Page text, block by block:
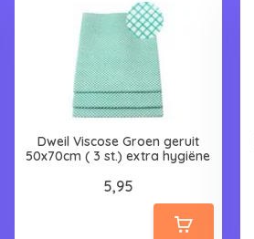
Dweil Viscose Groen geruit
50x70cm ( 3 st.) extra hygiëne
5,95